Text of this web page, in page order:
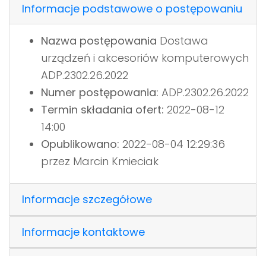
Informacje podstawowe o postępowaniu
Nazwa postępowania Dostawa
urządzeń i akcesoriów komputerowych
ADP.2302.26.2022
Numer postępowania: ADP.2302.26.2022
Termin składania ofert: 2022-08-12
14:00
Opublikowano: 2022-08-04 12:29:36
przez Marcin Kmieciak
Informacje szczegółowe
Informacje kontaktowe